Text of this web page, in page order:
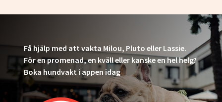
Få hjälp med att vakta Milou, Pluto eller Lassie.
För en promenad, en kväll eller kanske en hel helg?
Boka hundvakt i appen idag